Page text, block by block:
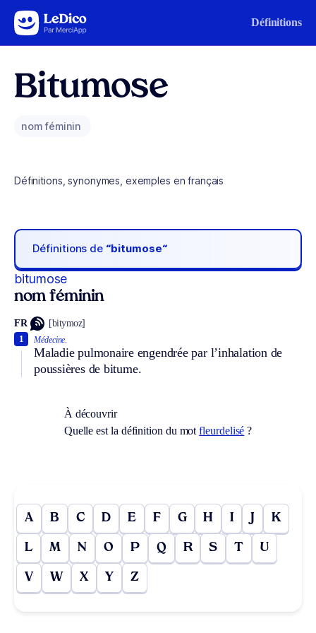
Aller au contenu Définitions
Bitumose
nom féminin
Définitions, synonymes, exemples en français
Définitions de “bitumose“
bitumose
nom féminin
FR [bitymoz]
Médecine.
Maladie pulmonaire engendrée par l’inhalation de
poussières de bitume.
1
À découvrir
Quelle est la définition du motfleurdelisé ?
A B C D E F G H I J K
L M N O P Q R S T U
V W X Y Z